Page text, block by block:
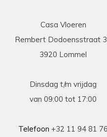
geholpen bij zowel de keuze
tijdens plaatsing .
Casa Vloeren
Rembert Dodoensstraat
3920 Lommel
Dinsdag t/m vrijdag
van 09:00 tot 17:00
Telefoon +32 11 94 81 76